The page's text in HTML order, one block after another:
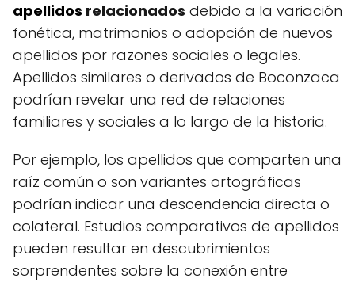
apellidos relacionados debido a la variación
fonética, matrimonios o adopción de nuevos
apellidos por razones sociales o legales.
Apellidos similares o derivados de Boconzaca
podrían revelar una red de relaciones
familiares y sociales a lo largo de la historia.
Por ejemplo, los apellidos que comparten una
raíz común o son variantes ortográficas
podrían indicar una descendencia directa o
colateral. Estudios comparativos de apellidos
pueden resultar en descubrimientos
sorprendentes sobre la conexión entre